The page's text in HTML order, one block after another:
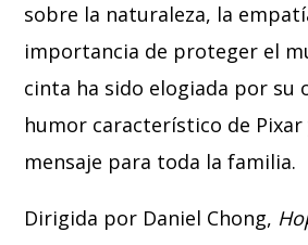
sobre la naturaleza, la
importancia de proteger el
cinta ha sido elogiada por su
humor característico de
mensaje para toda la familia.
Dirigida por Daniel Chong,